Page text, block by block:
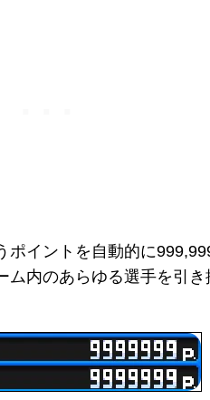
ポイントを自動的に
ム内のあらゆる選手を引